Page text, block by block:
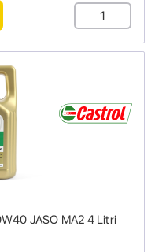
JASO MA2 4 Litri